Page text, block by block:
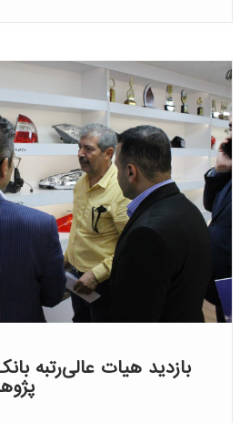
بازدید هیات عالی‌رتبه